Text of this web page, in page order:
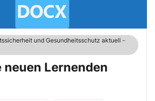
und Gesundheitsschutz aktuell -
neuen Lernenden